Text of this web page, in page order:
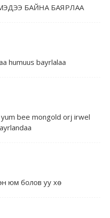
БАЙНА БАЯРЛАА
humuus bayrlalaa
bee mongold orj irwel
юм болов уу хө